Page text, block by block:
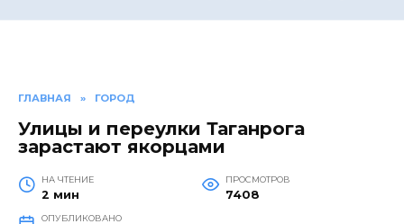
ГЛАВНАЯ » ГОРОД
Улицы и переулки Таганрога
зарастают якорцами
НА ЧТЕНИЕ
2 мин
ПРОСМОТРОВ
7408
ОПУБЛИКОВАНО